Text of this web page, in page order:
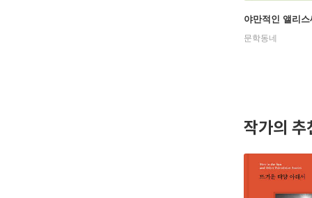
야만적인 앨리스
문학동네
작가의 추